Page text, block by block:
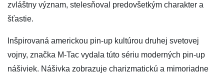
zvláštny význam, stelesňoval predovšetkým charakter a
šťastie.
Inšpirovaná americkou pin-up kultúrou druhej svetovej
vojny, značka M-Tac vydala túto sériu moderných pin-up
nášiviek. Nášivka zobrazuje charizmatickú a mimoriadne